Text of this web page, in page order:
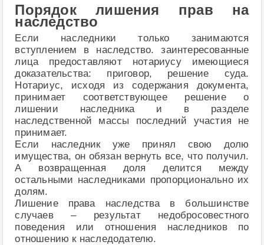
Порядок лишения прав на
наследство
Если наследники только занимаются
вступлением в наследство. заинтересованные
лица предоставляют нотариусу имеющиеся
доказательства: приговор, решение суда.
Нотариус, исходя из содержания документа,
принимает соответствующее решение о
лишении наследника и в разделе
наследственной массы последний участия не
принимает.
Если наследник уже принял свою долю
имущества, он обязан вернуть все, что получил.
А возвращенная доля делится между
остальными наследниками пропорционально их
долям.
Лишение права наследства в большинстве
случаев – результат недобросовестного
поведения или отношения наследников по
отношению к наследодателю.